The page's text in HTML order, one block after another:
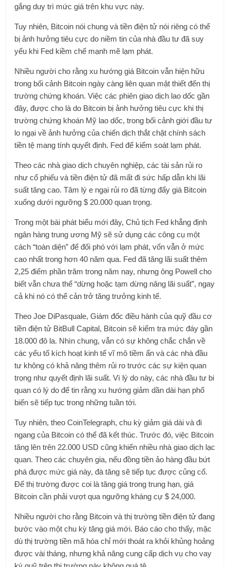
gắng duy trì mức giá trên khu vực này.
Tuy nhiên, Bitcoin nói chung và tiền điện tử nói riêng có thể
bị ảnh hưởng tiêu cực do niềm tin của nhà đầu tư đã suy
yếu khi Fed kiềm chế mạnh mẽ lạm phát.
Nhiều người cho rằng xu hướng giá Bitcoin vẫn hiện hữu
trong bối cảnh Bitcoin ngày càng liên quan mật thiết đến thị
trường chứng khoán. Việc các phiên giao dịch lao dốc gần
đây, được cho là do Bitcoin bị ảnh hưởng tiêu cực khi thị
trường chứng khoán Mỹ lao dốc, trong bối cảnh giới đầu tư
lo ngại về ảnh hưởng của chiến dịch thắt chặt chính sách
tiền tệ mang tính quyết định. Fed để kiểm soát lạm phát.
Theo các nhà giao dịch chuyên nghiệp, các tài sản rủi ro
như cổ phiếu và tiền điện tử đã mất đi sức hấp dẫn khi lãi
suất tăng cao. Tâm lý e ngại rủi ro đã từng đẩy giá Bitcoin
xuống dưới ngưỡng $ 20.000 quan trọng.
Trong một bài phát biểu mới đây, Chủ tịch Fed khẳng định
ngân hàng trung ương Mỹ sẽ sử dụng các công cụ một
cách “toàn diện” để đối phó với lạm phát, vốn vẫn ở mức
cao nhất trong hơn 40 năm qua. Fed đã tăng lãi suất thêm
2,25 điểm phần trăm trong năm nay, nhưng ông Powell cho
biết vẫn chưa thể “dừng hoặc tạm dừng nâng lãi suất”, ngay
cả khi nó có thể cản trở tăng trưởng kinh tế.
Theo Joe DiPasquale, Giám đốc điều hành của quỹ đầu cơ
tiền điện tử BitBull Capital, Bitcoin sẽ kiểm tra mức đáy gần
18.000 đô la. Nhìn chung, vẫn có sự không chắc chắn về
các yếu tố kích hoạt kinh tế vĩ mô tiềm ẩn và các nhà đầu
tư không có khả năng thêm rủi ro trước các sự kiện quan
trọng như quyết định lãi suất. Vì lý do này, các nhà đầu tư bi
quan có lý do để tin rằng xu hướng giảm dần dài hạn phổ
biến sẽ tiếp tục trong những tuần tới.
Tuy nhiên, theo CoinTelegraph, chu kỳ giảm giá dài và đi
ngang của Bitcoin có thể đã kết thúc. Trước đó, việc Bitcoin
tăng lên trên 22.000 USD cũng khiến nhiều nhà giao dịch lạc
quan. Theo các chuyên gia, nếu đồng tiền ảo hàng đầu bứt
phá được mức giá này, đà tăng sẽ tiếp tục được củng cố.
Để thị trường được coi là tăng giá trong trung hạn, giá
Bitcoin cần phải vượt qua ngưỡng kháng cự $ 24,000.
Nhiều người cho rằng Bitcoin và thị trường tiền điện tử đang
bước vào một chu kỳ tăng giá mới. Báo cáo cho thấy, mặc
dù thị trường tiền mã hóa chỉ mới thoát ra khỏi khủng hoảng
được vài tháng, nhưng khả năng cung cấp dịch vụ cho vay